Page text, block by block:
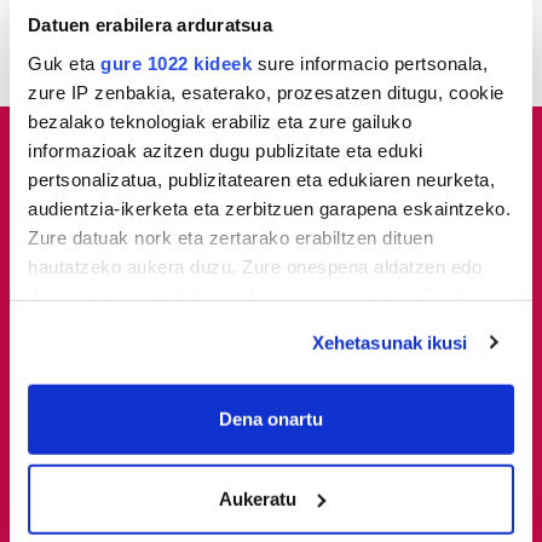
Datuen erabilera arduratsua
Guk eta gure 1022 kideek sure informacio pertsonala,
zure IP zenbakia, esaterako, prozesatzen ditugu, cookie
bezalako teknologiak erabiliz eta zure gailuko
informazioak azitzen dugu publizitate eta eduki
pertsonalizatua, publizitatearen eta edukiaren neurketa,
audientzia-ikerketa eta zerbitzuen garapena eskaintzeko.
Zure datuak nork eta zertarako erabiltzen dituen
hautatzeko aukera duzu. Zure onespena aldatzen edo
If you allow, we would also like to:
Collect information about your geographical
meters
Identify your device by actively scanning it for
specific characteristics (fingerprinting)
Xehetasunak ikusi
Dena onartu
Aukeratu
Zozketak Eskaintzak